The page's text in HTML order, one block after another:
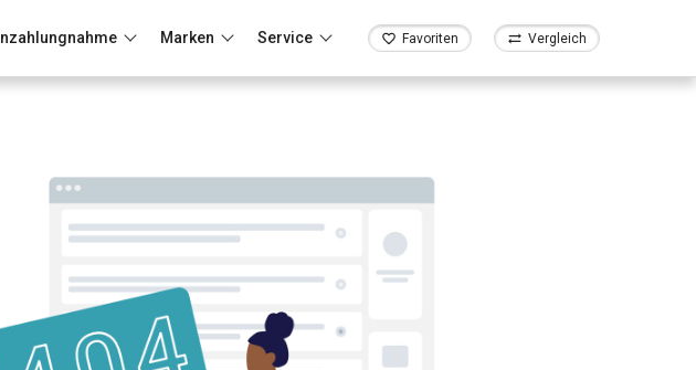
Inzahlungnahme Marken Service Favoriten Vergleich